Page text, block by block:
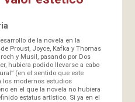
de la novela en la
Proust, Joyce, Kafka y Thomas
y Musil, pasando por Dos
hubiera podido llevarse a cabo
(en el sentido que este
los modernos estudios
en el que la novela no hubiera
estatus artístico. Si ya en el